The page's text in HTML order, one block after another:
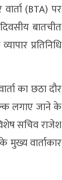
(BTA) पर
बातचीत
प्रतिनिधि
का छठा दौर
लगाए जाने के
सचिव राजेश
मुख्य वार्ताकार